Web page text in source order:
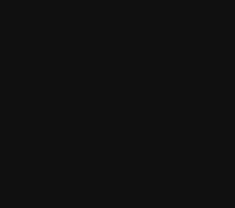
2 las acciones de San